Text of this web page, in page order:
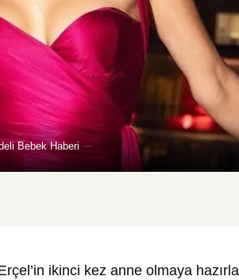
Bebek Haberi
ikinci kez anne olmaya